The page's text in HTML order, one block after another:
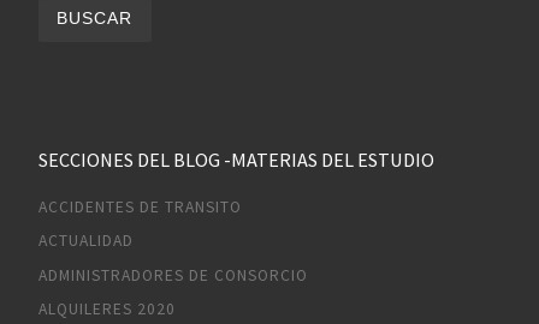
SECCIONES DEL BLOG -MATERIAS DEL ESTUDIO
ACCIDENTES DE TRANSITO
ACTUALIDAD
ADMINISTRADORES DE CONSORCIO
ALQUILERES 2020